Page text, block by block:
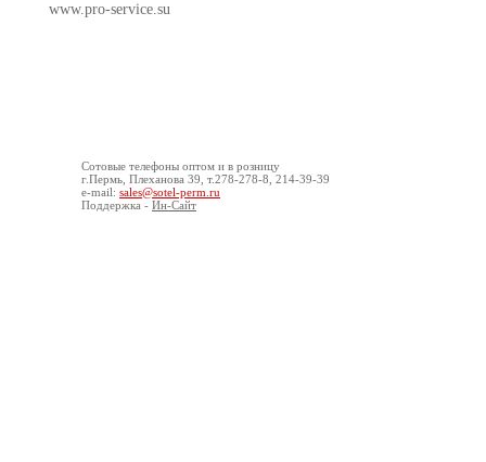
www.pro-service.su
Сотовые телефоны оптом и в розницу
г.Пермь, Плеханова 39, т.278-278-8, 214-39-39
e-mail: sales@sotel-perm.ru
Поддержка - Ин-Сайт